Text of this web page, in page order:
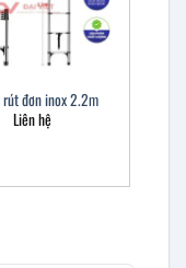
rút đơn inox 2.2m
Liên hệ